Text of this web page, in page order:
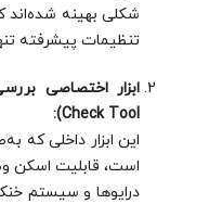
شکلی بهینه
تنظیمات پیشرفته
Check Tool):
است، قابلیت اسکن
درایوها و سیستم